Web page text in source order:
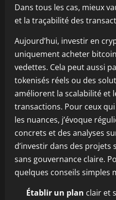
Dans tous les cas, mieux
et la traçabilité des
Aujourd’hui, investir en
uniquement acheter
vedettes. Cela peut aussi
tokenisés réels ou des
améliorent la scalabilité et
transactions. Pour ceux
les nuances, j’évoque
concrets et des analyses
d’investir dans des projets
sans gouvernance claire.
quelques conseils simples
Établir un plan clair et